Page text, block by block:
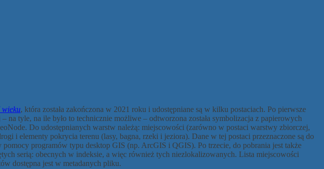
wieku, która została zakończona w 2021 roku i udostępniane są w kilku postaciach. Po pierwsze
tyle, na ile było to technicznie możliwe – odtworzona została symbolizacja z papierowych
Do udostępnianych warstw należą: miejscowości (zarówno w postaci warstwy zbiorczej,
i elementy pokrycia terenu (lasy, bagna, rzeki i jeziora). Dane w tej postaci przeznaczone są do
programów typu desktop GIS (np. ArcGIS i QGIS). Po trzecie, do pobrania jest także
serią: obecnych w indeksie, a więc również tych niezlokalizowanych. Lista miejscowości
dostępna jest w metadanych pliku.